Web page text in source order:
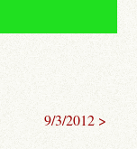
9/3/2012 >